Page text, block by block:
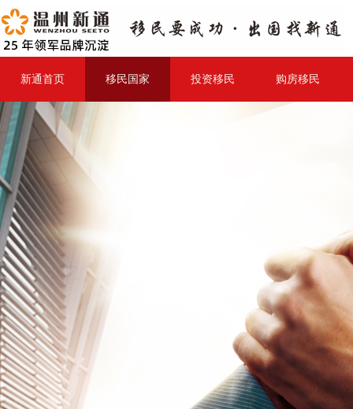
新通首页 移民国家 投资移民 购房移民